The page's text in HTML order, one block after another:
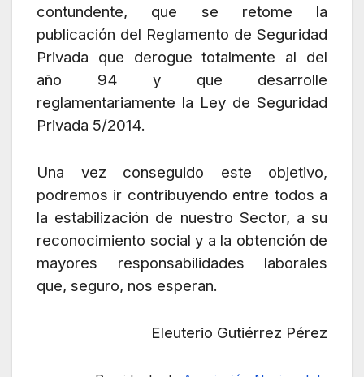
contundente, que se retome la
publicación del Reglamento de Seguridad
Privada que derogue totalmente al del
año 94 y que desarrolle
reglamentariamente la Ley de Seguridad
Privada 5/2014.
Una vez conseguido este objetivo,
podremos ir contribuyendo entre todos a
la estabilización de nuestro Sector, a su
reconocimiento social y a la obtención de
mayores responsabilidades laborales
que, seguro, nos esperan.
Eleuterio Gutiérrez Pérez